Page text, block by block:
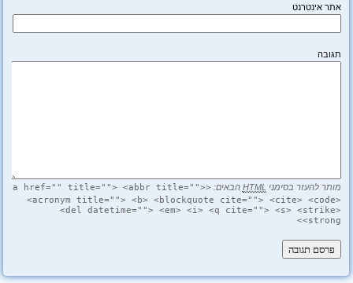
אתר אינטרנט
תגובה
מותר להעזר בסימני HTML הבאים:
<a href="" title=""> <abbr title="">
<acronym title=""> <b> <blockquote cite=""> <cite> <code>
<del datetime=""> <em> <i> <q cite=""> <s> <strike>
<strong>